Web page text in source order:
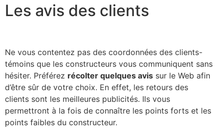
Les avis des clients
Ne vous contentez pas des coordonnées des clients-
témoins que les constructeurs vous communiquent sans
hésiter. Préférez récolter quelques avis sur le Web afin
d’être sûr de votre choix. En effet, les retours des
clients sont les meilleures publicités. Ils vous
permettront à la fois de connaître les points forts et les
points faibles du constructeur.